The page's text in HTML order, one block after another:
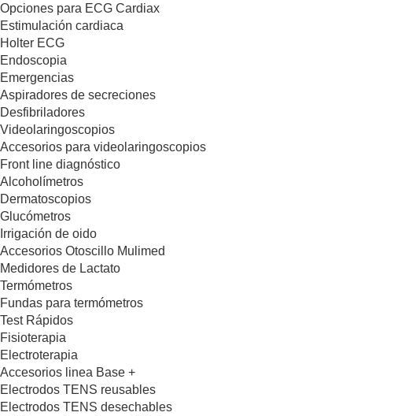
Opciones para ECG Cardiax
Estimulación cardiaca
Holter ECG
Endoscopia
Emergencias
Aspiradores de secreciones
Desfibriladores
Videolaringoscopios
Accesorios para videolaringoscopios
Front line diagnóstico
Alcoholímetros
Dermatoscopios
Glucómetros
Irrigación de oido
Accesorios Otoscillo Mulimed
Medidores de Lactato
Termómetros
Fundas para termómetros
Test Rápidos
Fisioterapia
Electroterapia
Accesorios linea Base +
Electrodos TENS reusables
Electrodos TENS desechables